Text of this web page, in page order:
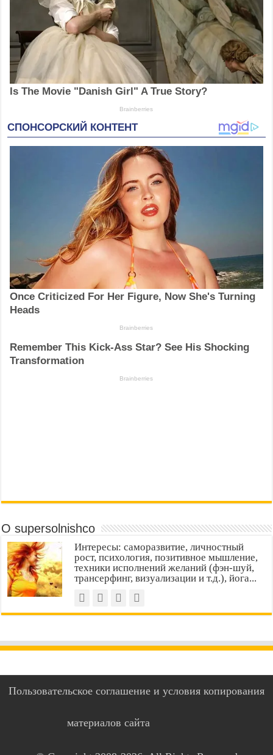
О supersolnishco
Интересы: саморазвитие, личностный
рост, психология, позитивное мышление,
техники исполнений желаний (фэн-шуй,
трансерфинг, визуализации и т.д.), йога...
Пользовательское соглашение и условия копирования
материалов сайта